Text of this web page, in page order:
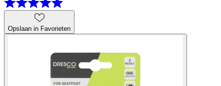
Opslaan in Favorieten